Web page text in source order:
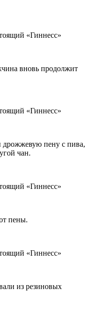
вновь продолжит
дрожжевую пену с пива,
чан.
пены.
из резиновых